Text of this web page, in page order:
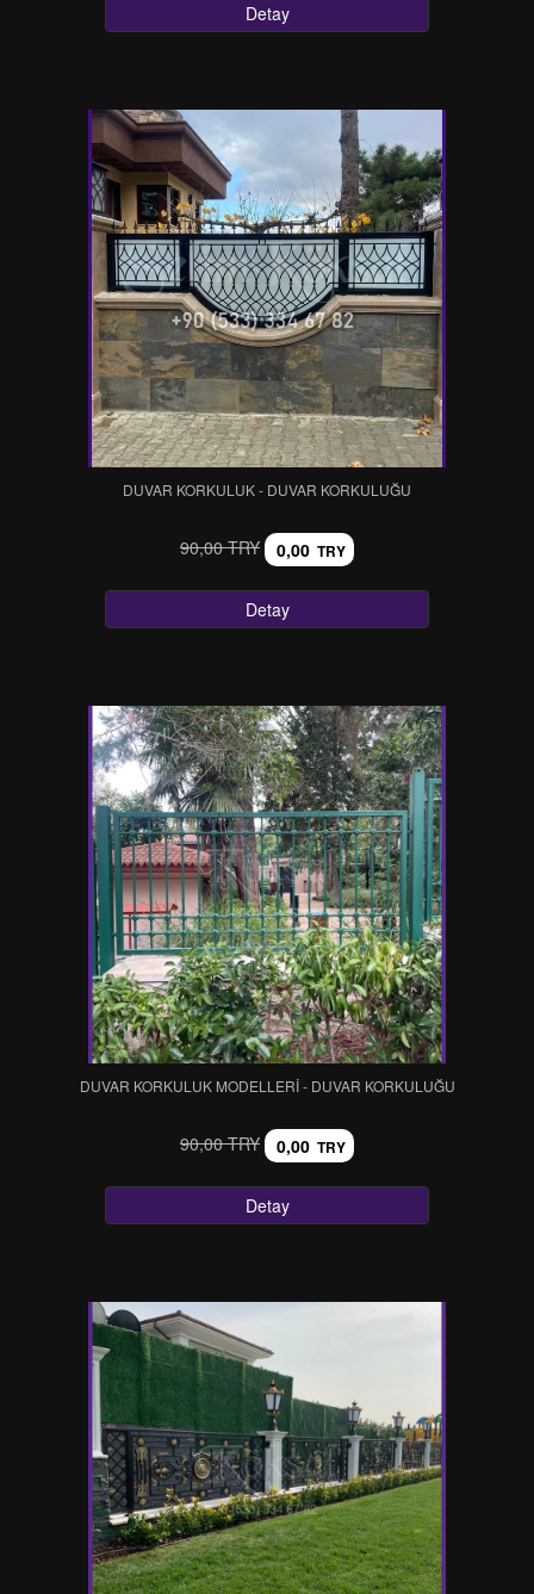
Detay
DUVAR KORKULUK - DUVAR KORKULUĞU
90,00 TRY 0,00 TRY
Detay
DUVAR KORKULUK MODELLERİ - DUVAR KORKULUĞU
90,00 TRY 0,00 TRY
Detay